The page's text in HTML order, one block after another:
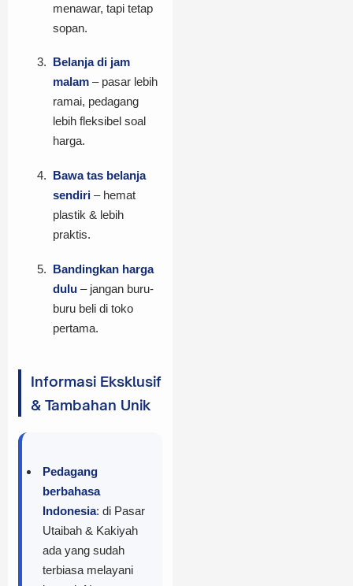
menawar, tapi tetap
sopan.
Belanja di jam
malam – pasar lebih
ramai, pedagang
lebih fleksibel soal
harga.
Bawa tas belanja
sendiri – hemat
plastik & lebih
praktis.
Bandingkan harga
dulu – jangan buru-
buru beli di toko
pertama.
Informasi Eksklusif
& Tambahan Unik
Pedagang
berbahasa
Indonesia: di Pasar
Utaibah & Kakiyah
ada yang sudah
terbiasa melayani